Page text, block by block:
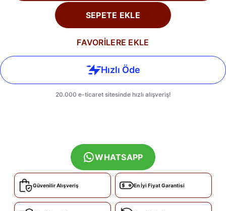
SEPETE EKLE
FAVORİLERE EKLE
WHATSAPP
Güvenilir Alışveriş En İyi Fiyat Garantisi